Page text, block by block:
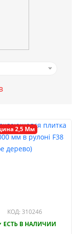
2,5 Мм
КОД: 310246
ЕСТЬ В НАЛИЧИИ